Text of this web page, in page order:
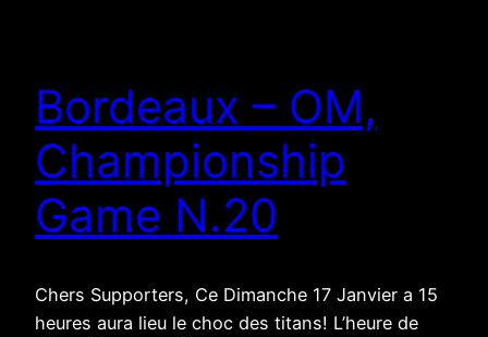
Bordeaux – OM,
Championship
Game N.20
Chers Supporters, Ce Dimanche 17 Janvier a 15
heures aura lieu le choc des titans! L’heure de